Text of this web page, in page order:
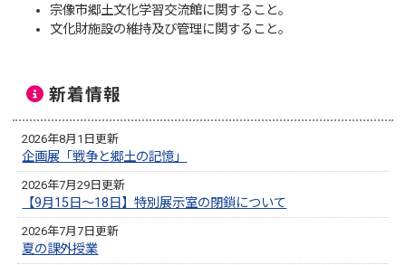
宗像市郷土文化学習交流館に関すること。
文化財施設の維持及び管理に関すること。
新着情報
2026年8月1日更新
企画展「戦争と郷土の記憶」
2026年7月29日更新
【9月15日～18日】特別展示室の閉鎖について
2026年7月7日更新
夏の課外授業